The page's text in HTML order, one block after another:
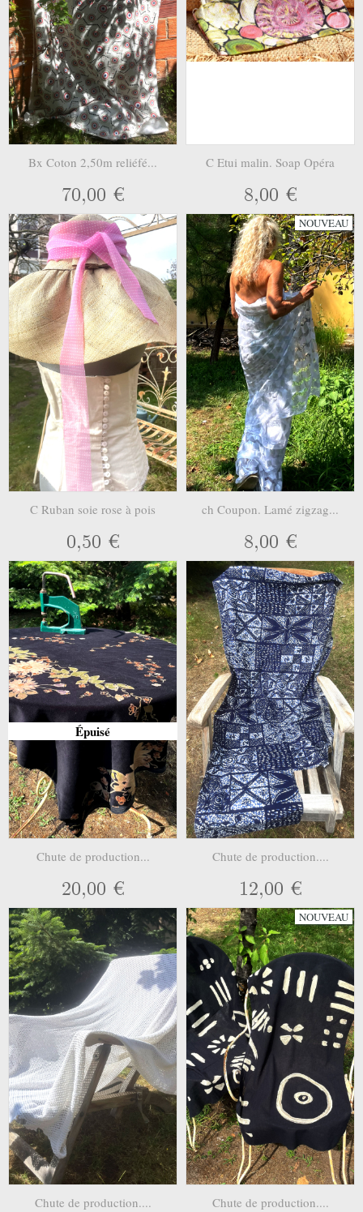
Bx Coton 2,50m reliéfé...
70,00 €
C Etui malin. Soap Opéra
8,00 €
C Ruban soie rose à pois
0,50 €
NOUVEAU
ch Coupon. Lamé zigzag...
8,00 €
Épuisé
Chute de production...
20,00 €
Chute de production....
12,00 €
Chute de production....
NOUVEAU
Chute de production....